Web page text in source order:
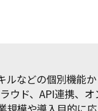
ルなどの個別機能
ウド、API連携、